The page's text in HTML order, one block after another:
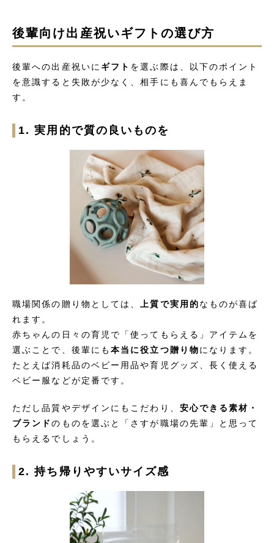
後輩向け出産祝いギフトの選び方
後輩への出産祝いに ギフト を選ぶ際は、以下のポイント
を意識すると失敗が少なく、相手にも喜んでもらえま
す。
1. 実用的で質の良いものを
職場関係の贈り物としては、 上質で実用的なものが喜ば
れます。
赤ちゃんの日々の育児で「使ってもらえる」アイテムを
選ぶことで、後輩にも 本当に役立つ贈り物になります。
たとえば消耗品のベビー用品や育児グッズ、長く使える
ベビー服などが定番です。
ただし品質やデザインにもこだわり、 安心できる素材・
ブランドのものを選ぶと「さすが職場の先輩」と思って
もらえるでしょう。
2. 持ち帰りやすいサイズ感